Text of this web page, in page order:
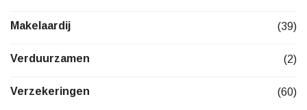
Makelaardij (39)
Verduurzamen (2)
Verzekeringen (60)